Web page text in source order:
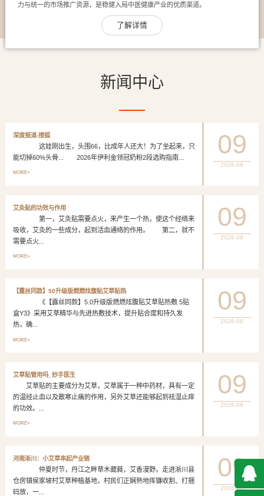
力与统一的市场推广资源，是稳健入局中医健康产业的优质渠道。
了解详情
新闻中心
深度报道-搜狐
这娃刚出生，头围66，比成年人还大！为了坐起来，只
能切掉60%头骨... 2026年伊利金领冠奶粉2段选购指南...
MORE+
09
2026-08
艾灸贴的功效与作用
第一，艾灸贴需要点火，来产生一个热，使这个经络来
吸收，艾灸的一些成分，起到活血通络的作用。 第二，就不
需要点火...
MORE+
09
2026-08
【露丝同款】50升级版燃燃炫腹贴艾草贴热
《【露丝同款】5.0升级版燃燃炫腹贴艾草贴热敷 5贴
盒Y3》采用艾草精华与先进热敷技术，提升贴合度和持久发
热，确...
MORE+
09
2026-08
艾草贴管用吗_妙手医生
艾草贴的主要成分为艾草，艾草属于一种中药材，具有一定
的温经止血以及散寒止痛的作用，另外艾草还能够起到祛湿止痒
的功效。...
MORE+
09
2026-08
河南淅川：小艾草串起产业链
仲夏时节，丹江之畔草木葳蕤，艾香漫野。走进淅川县
仓房镇侯家坡村艾草种植基地，村民们正娴熟地挥镰收割、打捆
码放，一...
09
2026-08